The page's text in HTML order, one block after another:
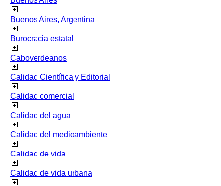
Buenos Aires, Argentina
Burocracia estatal
Caboverdeanos
Calidad Científica y Editorial
Calidad comercial
Calidad del agua
Calidad del medioambiente
Calidad de vida
Calidad de vida urbana